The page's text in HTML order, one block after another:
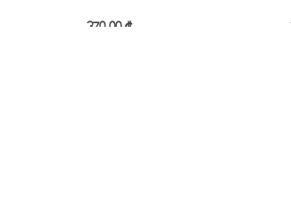
370,00 ₾